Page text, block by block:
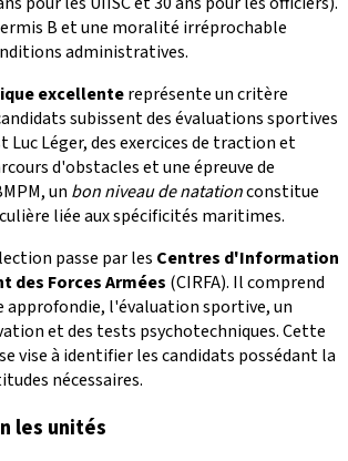
B et une moralité irréprochable
administratives.
excellentereprésente un critère
subissent des évaluations sportives
Léger, des exercices de traction et
d'obstacles et une épreuve de
un bon niveau de natationconstitue
liée aux spécificités maritimes.
passe par les Centres d'Information
des Forces Armées (CIRFA). Il comprend
approfondie, l'évaluation sportive, un
et des tests psychotechniques. Cette
vise à identifier les candidats possédant la
nécessaires.
les unités